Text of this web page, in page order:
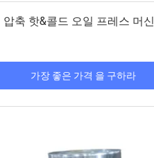
압축 핫&콜드 오일 프레스 머신
가장 좋은 가격 을 구하라